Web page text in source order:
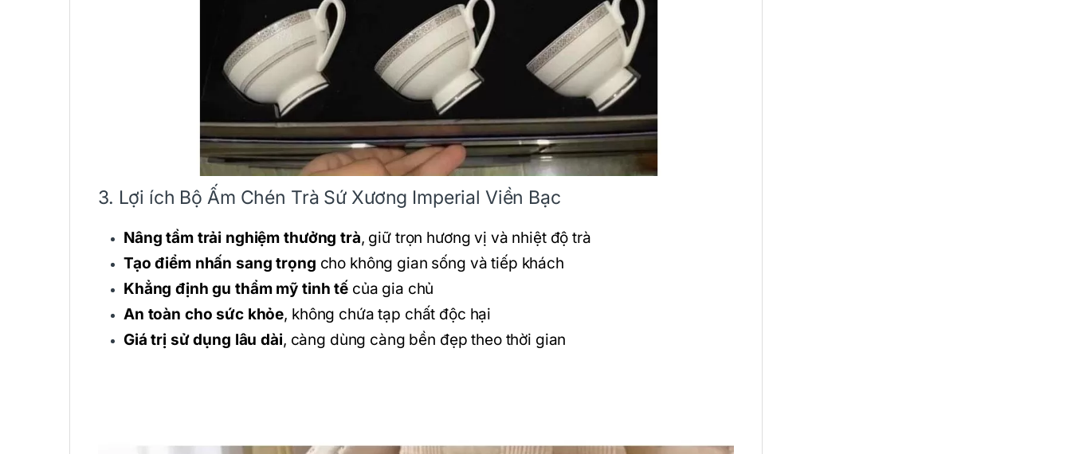
3. Lợi ích Bộ Ấm Chén Trà Sứ Xương Imperial Viền Bạc
Nâng tầm trải nghiệm thưởng trà, giữ trọn hương vị và nhiệt độ trà
Tạo điểm nhấn sang trọng cho không gian sống và tiếp khách
Khẳng định gu thẩm mỹ tinh tếcủa gia chủ
An toàn cho sức khỏe, không chứa tạp chất độc hại
Giá trị sử dụng lâu dài, càng dùng càng bền đẹp theo thời gian